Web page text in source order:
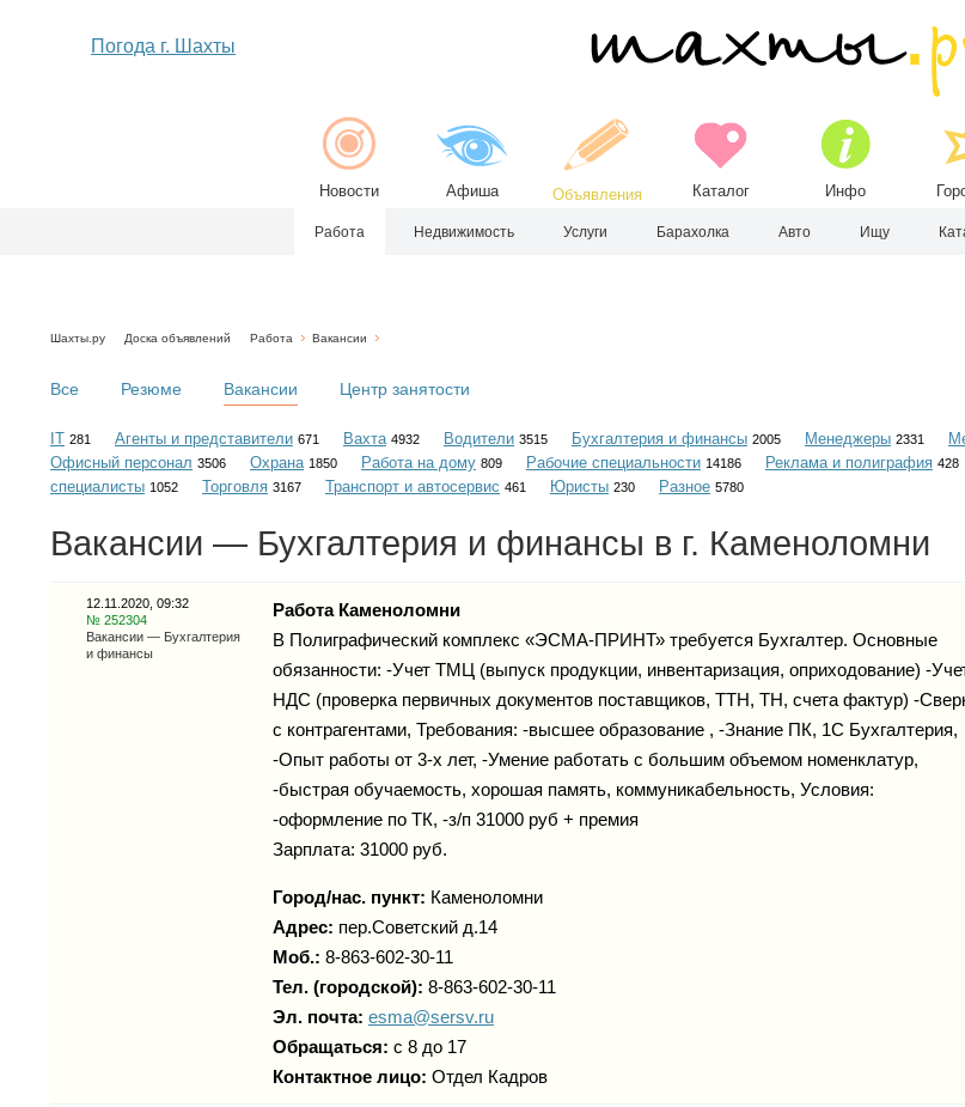
Погода г. Шахты
Новости Афиша Объявления Каталог Инфо
Работа Недвижимость Услуги Барахолка Авто Ищу
Шахты.ру Доска объявлений Работа Вакансии
Все Резюме Вакансии Центр занятости
IT 281 Агенты и представители 671 Вахта 4932 Водители 3515 Бухгалтерия и финансы 2005 Менеджеры 2331
Офисный персонал 3506 Охрана 1850 Работа на дому 809 Рабочие специальности 14186 Реклама и полиграфия 428
специалисты 1052 Торговля 3167 Транспорт и автосервис 461 Юристы 230 Разное 5780
Вакансии — Бухгалтерия и финансы в г. Каменоломни
12.11.2020, 09:32
№ 252304
Вакансии — Бухгалтерия
и финансы
Работа Каменоломни
В Полиграфический комплекс «ЭСМА-ПРИНТ» требуется Бухгалтер. Основные
обязанности: -Учет ТМЦ (выпуск продукции, инвентаризация, оприходование) -
НДС (проверка первичных документов поставщиков, ТТН, ТН, счета фактур) -
с контрагентами, Требования: -высшее образование , -Знание ПК, 1С Бухгалтерия,
-Опыт работы от 3-х лет, -Умение работать с большим объемом номенклатур,
-быстрая обучаемость, хорошая память, коммуникабельность, Условия:
-оформление по ТК, -з/п 31000 руб + премия
Зарплата: 31000 руб.
Город/нас. пункт: Каменоломни
Адрес: пер.Советский д.14
Моб.: 8-863-602-30-11
Тел. (городской): 8-863-602-30-11
Эл. почта: esma@sersv.ru
Обращаться: с 8 до 17
Контактное лицо: Отдел Кадров